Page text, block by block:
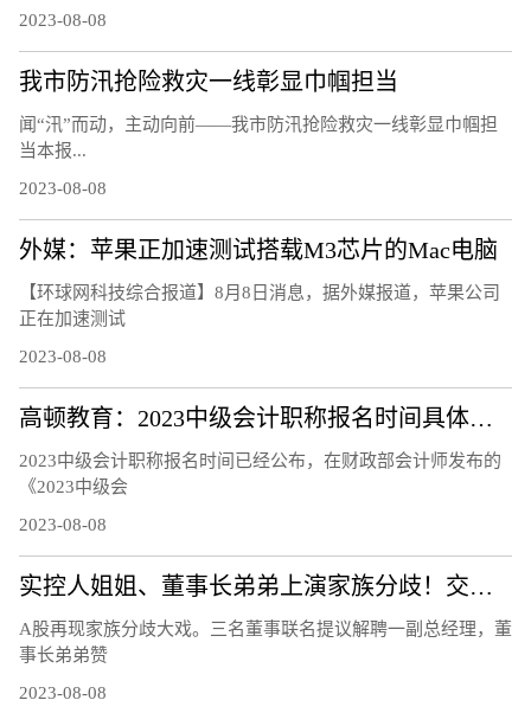
2023-08-08
我市防汛抢险救灾一线彰显巾帼担当
闻“汛”而动，主动向前——我市防汛抢险救灾一线彰显巾帼担
当本报...
2023-08-08
外媒：苹果正加速测试搭载M3芯片的Mac电脑
【环球网科技综合报道】8月8日消息，据外媒报道，苹果公司
正在加速测试
2023-08-08
高顿教育：2023中级会计职称报名时间具体安排
2023中级会计职称报名时间已经公布，在财政部会计师发布的
《2023中级会
2023-08-08
实控人姐姐、董事长弟弟上演家族分歧！交易所连夜发函、股价开盘跌12％
A股再现家族分歧大戏。三名董事联名提议解聘一副总经理，董
事长弟弟赞
2023-08-08